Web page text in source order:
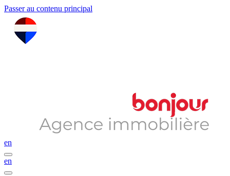
Passer au contenu principal
en
en